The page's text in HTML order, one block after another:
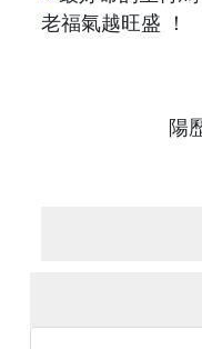
陽歷六